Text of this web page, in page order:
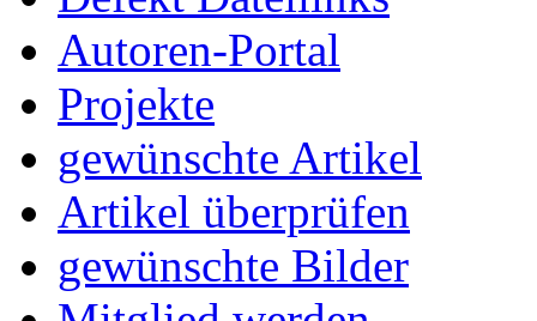
Autoren-Portal
Projekte
gewünschte Artikel
Artikel überprüfen
gewünschte Bilder